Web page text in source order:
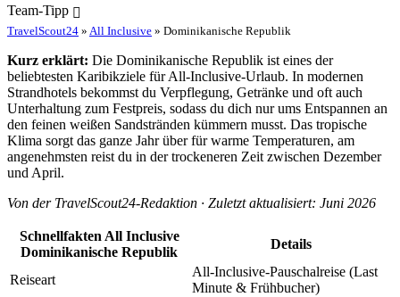
Team-Tipp
TravelScout24 » All Inclusive » Dominikanische Republik
Kurz erklärt: Die Dominikanische Republik ist eines der
beliebtesten Karibikziele für All-Inclusive-Urlaub. In modernen
Strandhotels bekommst du Verpflegung, Getränke und oft auch
Unterhaltung zum Festpreis, sodass du dich nur ums Entspannen an
den feinen weißen Sandstränden kümmern musst. Das tropische
Klima sorgt das ganze Jahr über für warme Temperaturen, am
angenehmsten reist du in der trockeneren Zeit zwischen Dezember
und April.
Von der TravelScout24-Redaktion · Zuletzt aktualisiert: Juni 2026
Schnellfakten All Inclusive
Dominikanische Republik
Details
Reiseart
All-Inclusive-Pauschalreise (Last
Minute & Frühbucher)